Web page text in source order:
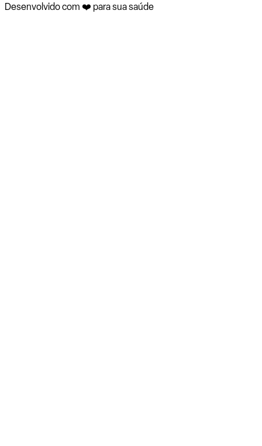
Desenvolvido com ❤️ para sua saúde